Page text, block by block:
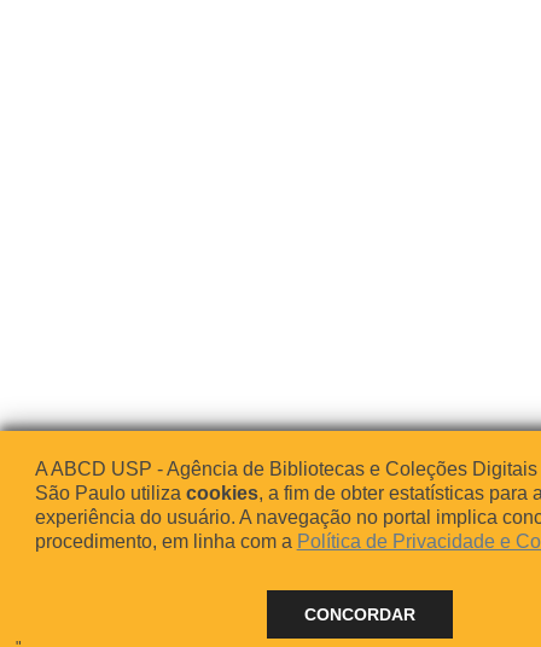
A ABCD USP - Agência de Bibliotecas e Coleções
São Paulo utiliza cookies, a fim de obter estatísticas para
experiência do usuário. A navegação no portal implica
procedimento, em linha com a Política de Privacidade e
CONCORDAR